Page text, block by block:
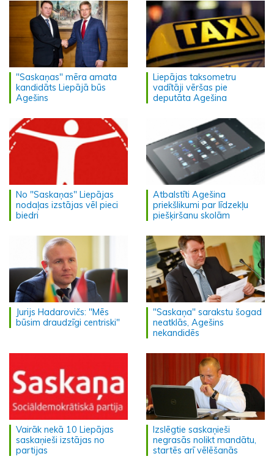
"Saskaņas" mēra amata
kandidāts Liepājā būs
Agešins
Liepājas taksometru
vadītāji vēršas pie
deputāta Agešina
No "Saskaņas" Liepājas
nodaļas izstājas vēl pieci
biedri
Atbalstīti Agešina
priekšlikumi par līdzekļu
piešķiršanu skolām
Jurijs Hadarovičs: "Mēs
būsim draudzīgi centriski"
"Saskaņa" sarakstu šogad
neatklās, Agešins
nekandidēs
Vairāk nekā 10 Liepājas
saskaņieši izstājas no
partijas
Izslēgtie saskaņieši
negrasās nolikt mandātu,
startēs arī vēlēšanās